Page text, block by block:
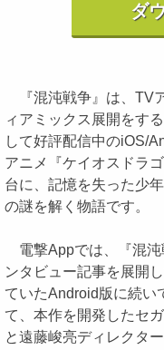
ダ
『混沌戦争』は、TV
ィアミックス展開をす
して好評配信中のiOS/
アニメ『ケイオスドラ
台に、記憶を失った少
の謎を解く物語です。
電撃Appでは、『混沌
ンタビュー記事を展開
ていたAndroid版に続い
て、本作を開発したセ
と遠藤峻亮ディレクタ